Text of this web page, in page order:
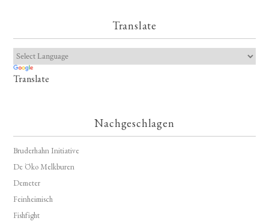
Translate
Translate
Nachgeschlagen
Bruderhahn Initiative
De Öko Melkburen
Demeter
Feinheimisch
Fishfight